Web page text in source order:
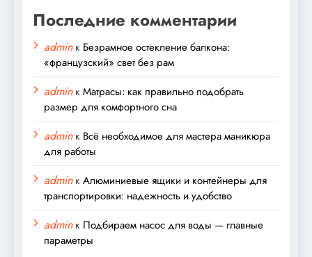
Последние комментарии
adminк Безрамное остекление балкона:
«французский» свет без рам
adminкМатрасы: как правильно подобрать
размер для комфортного сна
adminк Всё необходимое для мастера маникюра
для работы
adminкАлюминиевые ящики и контейнеры для
транспортировки: надежность и удобство
adminк Подбираем насос для воды — главные
параметры